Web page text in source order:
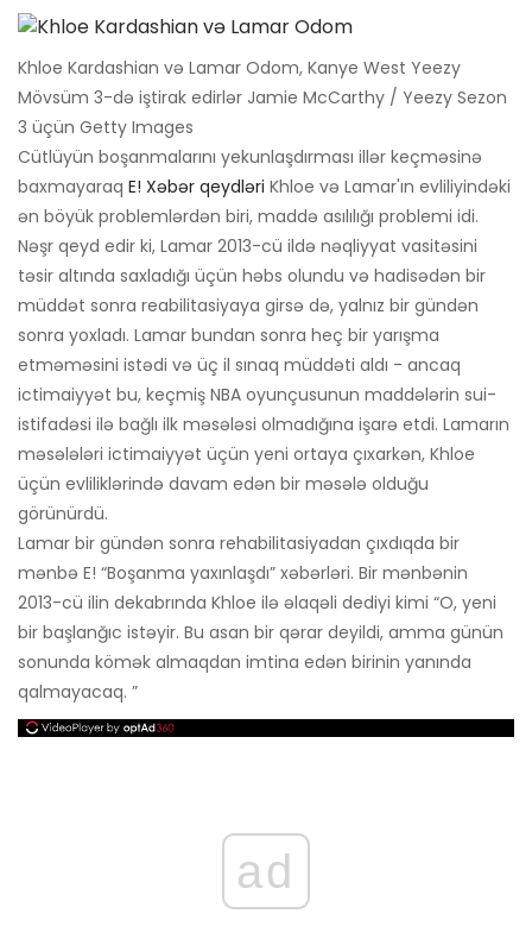
Khloe Kardashian və Lamar Odom, Kanye West Yeezy
Mövsüm 3-də iştirak edirlər Jamie McCarthy / Yeezy Sezon
3 üçün Getty Images
Cütlüyün boşanmalarını yekunlaşdırması illər keçməsinə
baxmayaraq E! Xəbər qeydləri Khloe və Lamar'ın evliliyindəki
ən böyük problemlərdən biri, maddə asılılığı problemi idi.
Nəşr qeyd edir ki, Lamar 2013-cü ildə nəqliyyat vasitəsini
təsir altında saxladığı üçün həbs olundu və hadisədən bir
müddət sonra reabilitasiyaya girsə də, yalnız bir gündən
sonra yoxladı. Lamar bundan sonra heç bir yarışma
etməməsini istədi və üç il sınaq müddəti aldı - ancaq
ictimaiyyət bu, keçmiş NBA oyunçusunun maddələrin sui-
istifadəsi ilə bağlı ilk məsələsi olmadığına işarə etdi. Lamarın
məsələləri ictimaiyyət üçün yeni ortaya çıxarkən, Khloe
üçün evliliklərində davam edən bir məsələ olduğu
görünürdü.
Lamar bir gündən sonra rehabilitasiyadan çıxdıqda bir
mənbə E! “Boşanma yaxınlaşdı” xəbərləri. Bir mənbənin
2013-cü ilin dekabrında Khloe ilə əlaqəli dediyi kimi “O, yeni
bir başlanğıc istəyir. Bu asan bir qərar deyildi, amma günün
sonunda kömək almaqdan imtina edən birinin yanında
qalmayacaq. ”
ad